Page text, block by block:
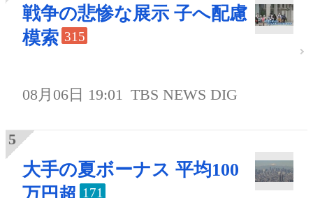
戦争の悲惨な展示 子へ配慮
模索 315
08月06日 19:01 TBS NEWS DIG
大手の夏ボーナス 平均100
万円超 171